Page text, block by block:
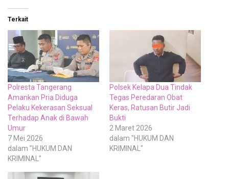
Terkait
Polresta Tangerang
Amankan Pria Diduga
Pelaku Kekerasan Seksual
Terhadap Anak di Bawah
Umur
7 Mei 2026
dalam "HUKUM DAN
KRIMINAL"
Polsek Kelapa Dua Tindak
Tegas Peredaran Obat
Keras, Ratusan Butir Jadi
Bukti
2 Maret 2026
dalam "HUKUM DAN
KRIMINAL"